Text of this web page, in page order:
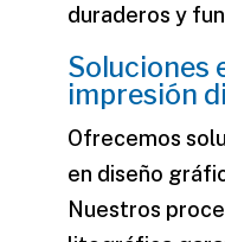
duraderos y
Soluciones
impresión
Ofrecemos
en diseño
Nuestros